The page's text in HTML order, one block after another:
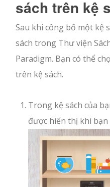
sách trên kệ
Sau khi công bố một kệ
sách trong Thư viện
Paradigm. Bạn có thể
trên kệ sách.
Trong kệ sách của
được hiển thị khi bạn